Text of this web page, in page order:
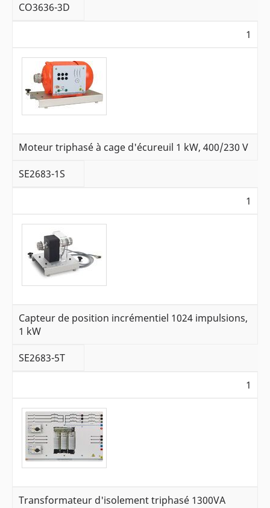
CO3636-3D
1
Moteur triphasé à cage d'écureuil 1 kW, 400/230 V
SE2683-1S
1
Capteur de position incrémentiel 1024 impulsions,
1 kW
SE2683-5T
1
Transformateur d'isolement triphasé 1300VA